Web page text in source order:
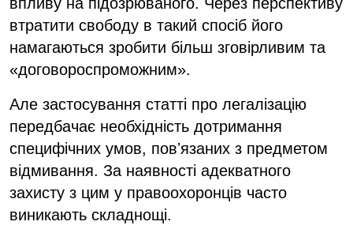
втратити свободу в такий спосіб його
намагаються зробити більш зговірливим та
«договороспроможним».
Але застосування статті про легалізацію
передбачає необхідність дотримання
специфічних умов, повʼязаних з предметом
відмивання. За наявності адекватного
захисту з цим у правоохоронців часто
виникають складнощі.